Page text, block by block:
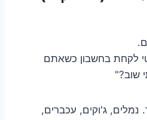
לקחת בחשבון כשאתם
שוב?"
נמלים, ג'וקים, עכברים,